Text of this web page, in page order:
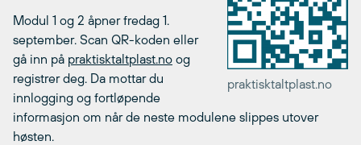
praktisktaltplast.no
Modul 1 og 2 åpner fredag 1.
september. Scan QR-koden eller
gå inn på praktisktaltplast.no og
registrer deg. Da mottar du
innlogging og fortløpende
informasjon om når de neste modulene slippes utover
høsten.